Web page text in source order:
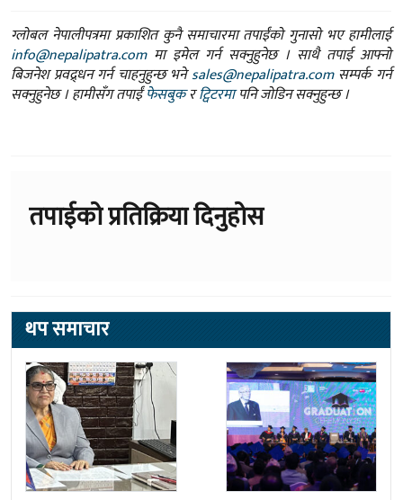
ग्लोबल नेपालीपत्रमा प्रकाशित कुनै समाचारमा तपाईंको गुनासो भए हामीलाई
info@nepalipatra.comमा इमेल गर्न सक्नुहुनेछ । साथै तपाई आफ्नो
बिजनेश प्रवद्र्धन गर्न चाहनुहुन्छ भनेsales@nepalipatra.comसम्पर्क गर्न
सक्नुहुनेछ । हामीसँग तपाईंफेसबुकरट्विटरमापनि जोडिन सक्नुहुन्छ ।
तपाईको प्रतिक्रिया दिनुहोस
थप समाचार